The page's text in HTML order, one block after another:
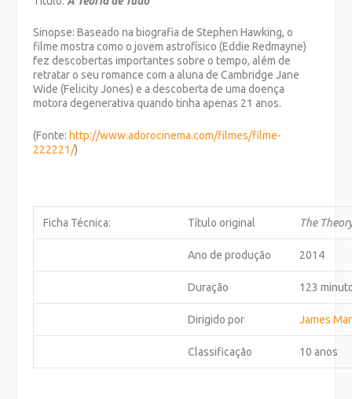
Sinopse: Baseado na biografia de Stephen Hawking, o
filme mostra como o jovem astrofísico (Eddie Redmayne)
fez descobertas importantes sobre o tempo, além de
retratar o seu romance com a aluna de Cambridge Jane
Wide (Felicity Jones) e a descoberta de uma doença
motora degenerativa quando tinha apenas 21 anos.
(Fonte: http://www.adorocinema.com/filmes/filme-
222221/)
Ficha Técnica: Título original The
Ano de produção 2014
Duração 123
Dirigido por James
Classificação 10 anos